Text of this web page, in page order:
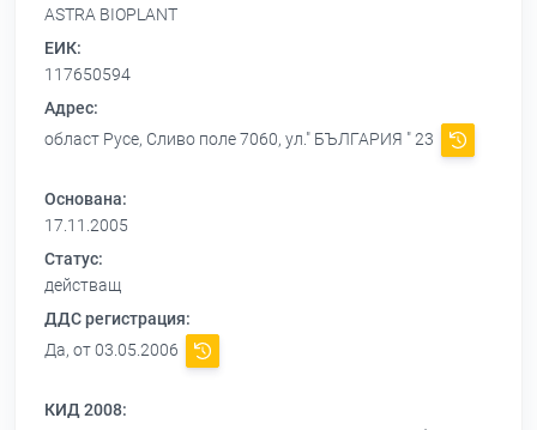
ASTRA BIOPLANT
ЕИК:
117650594
Адрес:
област Русе, Сливо поле 7060, ул." БЪЛГАРИЯ " 23
Основана:
17.11.2005
Статус:
действащ
ДДС регистрация:
Да, от 03.05.2006
КИД 2008: